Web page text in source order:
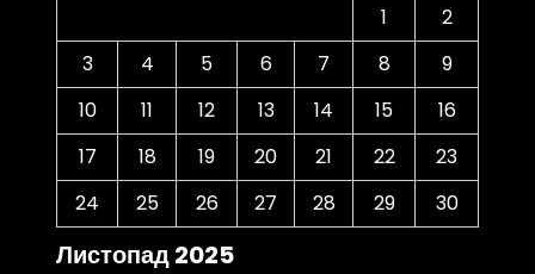
Листопад 2025
1
2
3
4 5 6 7 8
9
10
11 12 13 14 15
16
17
18 19 20 21 22
23
24
25 26 27 28 29 30